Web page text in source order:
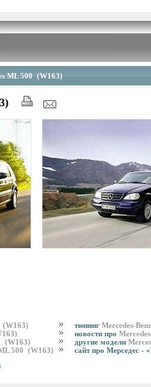
ML 500 (W163)
(W163)
(W163)
500 (W163)
тюнинг Mercedes-Benz
новости про
другие модели
сайт про Мерседес -